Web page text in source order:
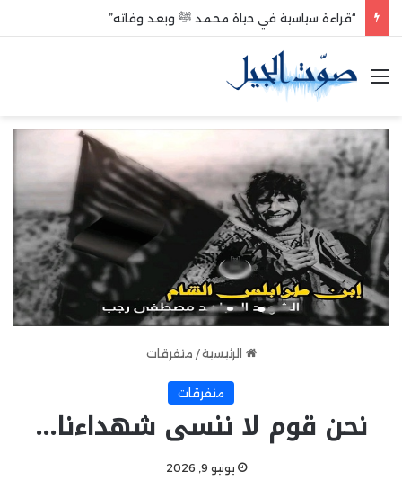
“قراءة سياسية في حياة محمد ﷺ وبعد وفاته”
القائمة
الرئيسية / متفرقات
متفرقات
نحن قوم لا ننسى شهداءنا…
يونيو 9, 2026